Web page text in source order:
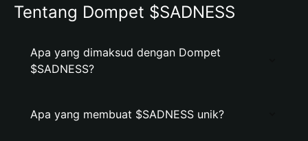
Tentang Dompet $SADNESS
Apa yang dimaksud dengan Dompet
$SADNESS?
Apa yang membuat $SADNESS unik?